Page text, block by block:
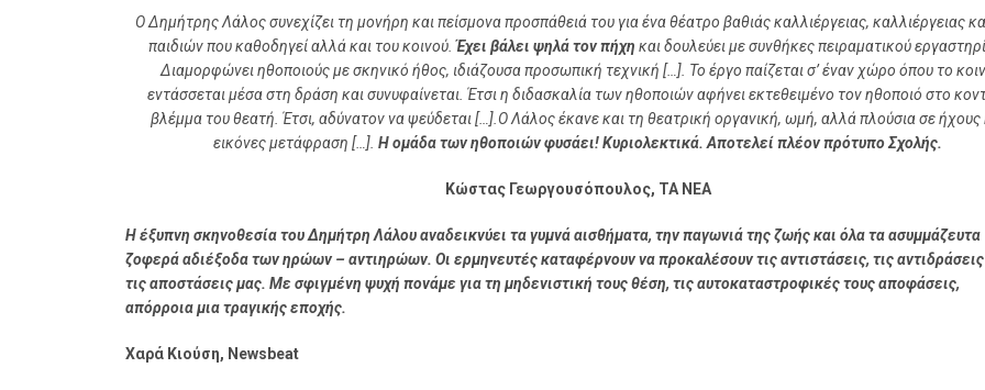
Ο Δημήτρης Λάλος συνεχίζει τη μονήρη και πείσμονα προσπάθειά του για ένα θέατρο βαθιάς καλλιέργειας, καλλιέργειας
παιδιών που καθοδηγεί αλλά και του κοινού.Έχει βάλει ψηλά τον πήχη και δουλεύει με συνθήκες πειραματικού
Διαμορφώνει ηθοποιούς με σκηνικό ήθος, ιδιάζουσα προσωπική τεχνική […]. Το έργο παίζεται σ’ έναν χώρο όπου το
εντάσσεται μέσα στη δράση και συνυφαίνεται. Έτσι η διδασκαλία των ηθοποιών αφήνει εκτεθειμένο τον ηθοποιό στο
βλέμμα του θεατή. Έτσι, αδύνατον να ψεύδεται […].Ο Λάλος έκανε και τη θεατρική οργανική, ωμή, αλλά πλούσια σε ήχους
εικόνες μετάφραση […]. Η ομάδα των ηθοποιών φυσάει! Κυριολεκτικά. Αποτελεί πλέον πρότυπο Σχολής.
Κώστας Γεωργουσόπουλος, ΤΑ ΝΕΑ
Η έξυπνη σκηνοθεσία του Δημήτρη Λάλου αναδεικνύει τα γυμνά αισθήματα, την παγωνιά της ζωής και όλα τα ασυμμάζευτα
ζοφερά αδιέξοδα των ηρώων – αντιηρώων. Οι ερμηνευτές καταφέρνουν να προκαλέσουν τις αντιστάσεις, τις αντιδράσεις
τις αποστάσεις μας. Με σφιγμένη ψυχή πονάμε για τη μηδενιστική τους θέση, τις αυτοκαταστροφικές τους αποφάσεις,
απόρροια μια τραγικής εποχής.
Χαρά Κιούση, Newsbeat